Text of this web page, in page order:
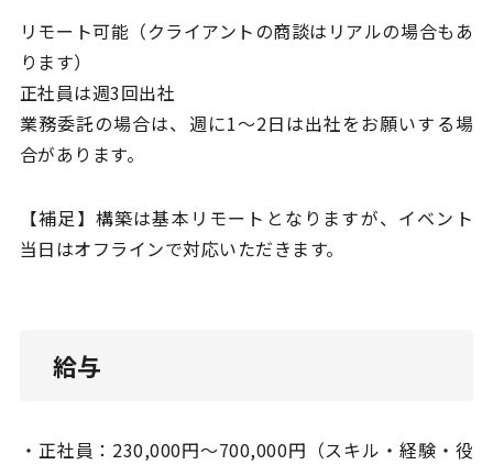
リモート可能（クライアントの商談はリアルの場合もあ
ります）
正社員は週3回出社
業務委託の場合は、週に1〜2日は出社をお願いする場
合があります。
【補足】構築は基本リモートとなりますが、イベント
当日はオフラインで対応いただきます。
給与
・正社員：230,000円〜700,000円（スキル・経験・役